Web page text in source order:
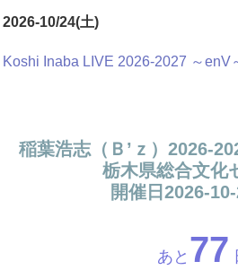
2026-10/24(土)
Koshi Inaba LIVE 2026-2027 ～enV
稲葉浩志（Ｂ’ｚ）2026-
栃木県総合文化
開催日2026-
あと 77